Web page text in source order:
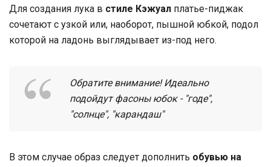
Для создания лука в стиле Кэжуал платье-пиджак
сочетают с узкой или, наоборот, пышной юбкой, подол
которой на ладонь выглядывает из-под него.
Обратите внимание! Идеально
подойдут фасоны юбок - "годе",
"солнце", "карандаш"
В этом случае образ следует дополнить обувью на